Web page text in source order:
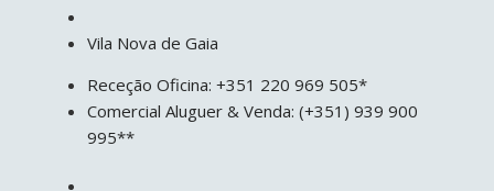
Vila Nova de Gaia
Receção Oficina: +351 220 969 505*
Comercial Aluguer & Venda: (+351) 939 900
995**